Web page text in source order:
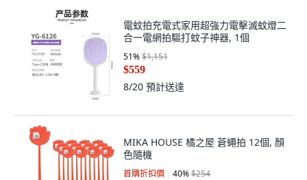
電蚊拍充電式家用超強力電擊滅蚊燈二
合一電網拍驅打蚊子神器, 1個
51%$1,151
$559
8/20 預計送達
MIKA HOUSE 橘之屋 蒼蠅拍 12個, 顏
色隨機
首購折扣價 40%$254